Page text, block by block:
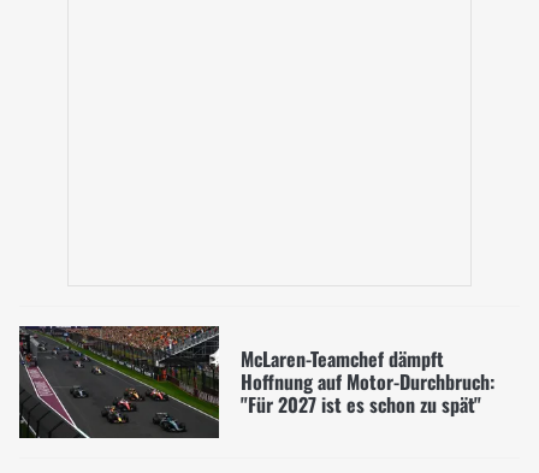
McLaren-Teamchef dämpft
Hoffnung auf Motor-Durchbruch:
"Für 2027 ist es schon zu spät"